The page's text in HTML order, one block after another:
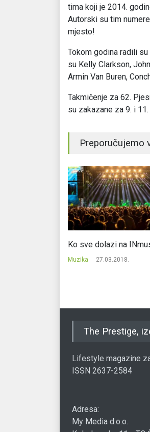
tima koji je 2014.
Autorski su tim
mjesto!
Tokom godina radili
su Kelly Clarkson,
Armin Van Buren,
Takmičenje za 62.
su zakazane za 9. i
Preporučujemo
Ko sve dolazi na
Muzika 27.03.2018.
The Prestige,
Lifestyle magazine
ISSN 2637-2584
Adresa:
My Media d.o.o.